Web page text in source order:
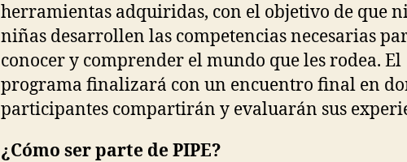
herramientas adquiridas, con el objetivo de que
niñas desarrollen las competencias necesarias
conocer y comprender el mundo que les rodea. El
programa finalizará con un encuentro final en
participantes compartirán y evaluarán sus
¿Cómo ser parte de PIPE?